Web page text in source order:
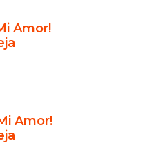
Amor!
Amor!